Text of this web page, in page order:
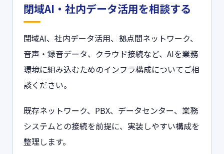
閉域AI・社内データ活用を相談する
閉域AI、社内データ活用、拠点間ネットワーク、
音声・録音データ、クラウド接続など、AIを業務
環境に組み込むためのインフラ構成についてご相
談ください。
既存ネットワーク、PBX、データセンター、業務
システムとの接続を前提に、実装しやすい構成を
整理します。